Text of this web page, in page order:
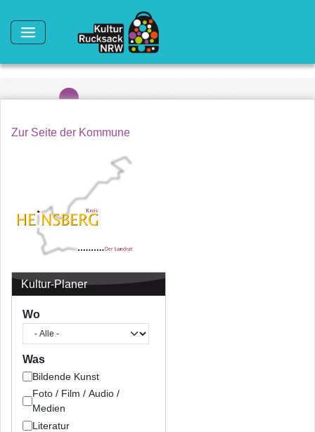
Zur Seite der Kommune
Kultur-Planer
Wo
Was
Bildende Kunst
Foto / Film / Audio /
Medien
Literatur